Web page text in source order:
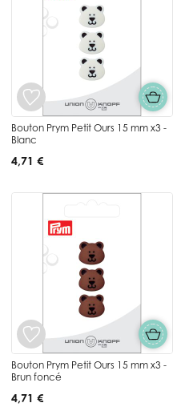
Bouton Prym Petit Ours 15 mm x3 -
Blanc
4,71 €
Bouton Prym Petit Ours 15 mm x3 -
Brun foncé
4,71 €